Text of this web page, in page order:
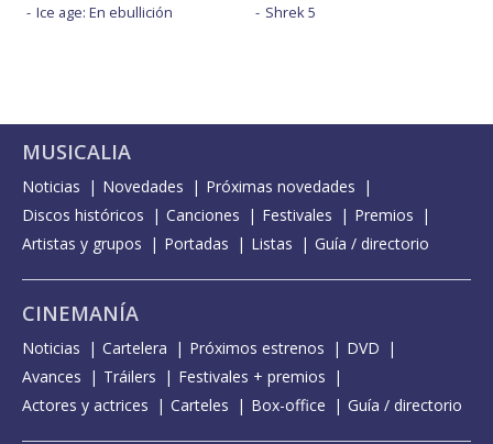
Ice age: En ebullición
Shrek 5
MUSICALIA
Noticias Novedades
Próximas novedades
Discos históricos
Canciones Festivales
Premios
Artistas y grupos
Portadas Listas Guía / directorio
CINEMANÍA
Noticias Cartelera Próximos estrenos
DVD
Avances
Tráilers
Festivales + premios
Actores y actrices
Carteles Box-office Guía / directorio